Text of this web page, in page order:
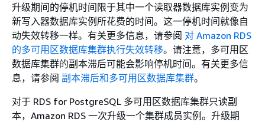
升级期间的停机时间限于其中一个读取器数据库实例变为
新写入器数据库实例所花费的时间。这一停机时间就像自
动失效转移一样。有关更多信息，请参阅 对 Amazon RDS
的多可用区数据库集群执行失效转移。请注意，多可用区
数据库集群的副本滞后可能会影响停机时间。有关更多信
息，请参阅 副本滞后和多可用区数据库集群。
对于 RDS for PostgreSQL 多可用区数据库集群只读副
本，Amazon RDS 一次升级一个集群成员实例。升级期